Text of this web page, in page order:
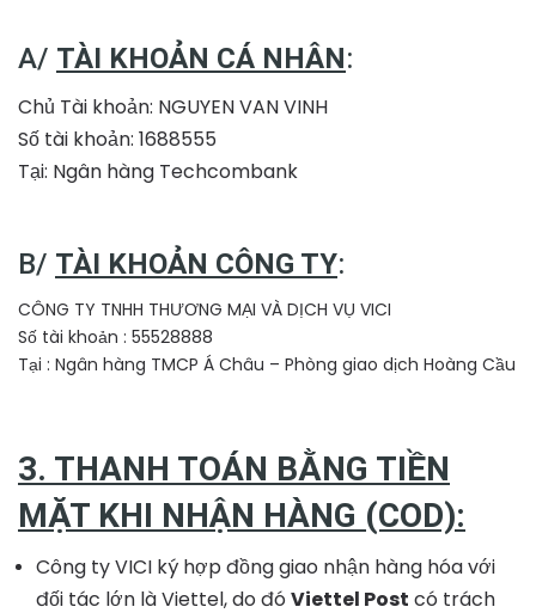
A/ TÀI KHOẢN CÁ NHÂN:
Chủ Tài khoản: NGUYEN VAN VINH
Số tài khoản: 1688555
Tại: Ngân hàng Techcombank
B/ TÀI KHOẢN CÔNG TY:
CÔNG TY TNHH THƯƠNG MẠI VÀ DỊCH VỤ VICI
Số tài khoản : 55528888
Tại : Ngân hàng TMCP Á Châu – Phòng giao dịch Hoàng Cầu
3. THANH TOÁN BẰNG TIỀN
MẶT KHI NHẬN HÀNG (COD):
Công ty VICI ký hợp đồng giao nhận hàng hóa với
đối tác lớn là Viettel, do đó Viettel Post có trách